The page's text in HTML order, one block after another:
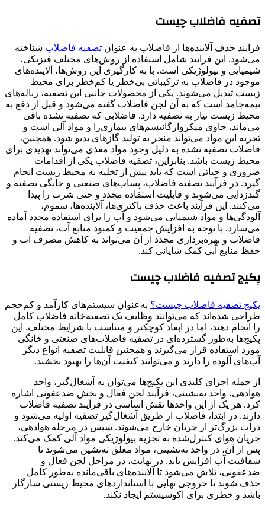
تصفیه فاضلاب چیست
فرایند حذف آلاینده‌ها از فاضلاب به عنوان تصفیه فاضلاب شناخته
می‌شود. این فرایند شامل استفاده از روش‌های مختلف فیزیکی،
شیمیایی و بیولوژیکی است. با به کارگیری این روش‌ها، آلاینده‌های
موجود در فاضلاب به ترکیباتی بی‌خطر یا کم‌خطر برای محیط
زیست تبدیل می‌شوند. یکی از محصولات جانبی این تصفیه، زباله‌های
نیمه‌جامد است که به آن لجن فاضلاب گفته می‌شود و قبل از دفع به
محیط زیست نیاز به تصفیه دارد. فاضلابی که تصفیه نشده باقی
می‌ماند، حاوی میکروارگانیسم‌های بیماری‌زا و مواد آلی است و
تجزیه این مواد می‌تواند منجر به تولید گازهای بدبو شود. همچنین،
فاضلاب تصفیه نشده به دلیل وجود مواد مغذی می‌تواند تهدیدی برای
محیط زیست باشد. بنابراین، تصفیه فاضلاب یکی از اقدامات
ضروری و حیاتی است که باید پیش از تخلیه به محیط زیست انجام
گیرد. در فرآیند تصفیه فاضلاب، پساب‌های صنعتی و خانگی تصفیه و
گندزدایی می‌شوند و قابلیت استفاده مجدد و حتی شرب را پیدا
می‌کنند. این فرآیند باعث حذف باکتری‌ها، آلاینده‌ها، سموم،
آلودگی‌ها و مواد شیمیایی می‌شود و آب را برای استفاده مجدد آماده
می‌سازد. با توجه به افزایش جمعیت و کمبود منابع آب، تصفیه
فاضلاب و بهره‌برداری مجدد از آن می‌تواند به کاهش مصرف آب و
حفظ منابع آبی کمک شایانی کند.
پکیج تصفیه فاضلاب چیست
پکیج‌ تصفیه فاضلاب چیست؟ به‌عنوان سیستم‌های کارآمد و کم‌حجم
طراحی شده‌اند که می‌توانند وظایف یک تصفیه‌خانه فاضلاب کامل
را انجام دهند، اما در ابعاد کوچکتر و متناسب با شرایط مختلف. این
پکیج‌ها به‌طور گسترده‌ای در تصفیه فاضلاب‌های صنعتی و خانگی
مورد استفاده قرار می‌گیرند و همچنین قابلیت تصفیه انواع دیگر
آب‌های آلوده را دارند و می‌توانند کیفیت آن‌ها را بهبود بخشند.
از جمله اجزای کلیدی این پکیج‌ها می‌توان به آشغال‌گیر، واحد
هوادهی، واحد ته‌نشینی، فرآیند لجن فعال و بخش ضدعفونی اشاره
کرد. هر یک از این واحدها نقش اساسی در فرآیند تصفیه فاضلاب
دارند. در ابتدا، فاضلاب از طریق آشغال‌گیر تصفیه اولیه می‌شود و
ذرات بزرگ‌تر از جریان خارج می‌شوند. سپس در مرحله هوادهی،
جریان هوای کنترل‌شده به تجزیه بیولوژیکی مواد آلی کمک می‌کند.
پس از آن، در واحد ته‌نشینی، مواد معلق ته‌نشین می‌شوند تا
شفافیت آب افزایش یابد. در نهایت، در مراحل لجن فعال و
ضدعفونی، تلاش می‌شود تا آلاینده‌های باقی‌مانده به‌طور کامل
حذف شوند تا خروجی نهایی با استانداردهای محیط زیستی سازگار
باشد و خطری برای اکوسیستم ایجاد نکند.